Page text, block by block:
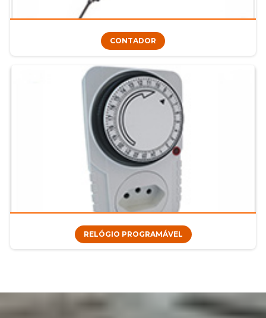
CONTADOR
RELÓGIO PROGRAMÁVEL